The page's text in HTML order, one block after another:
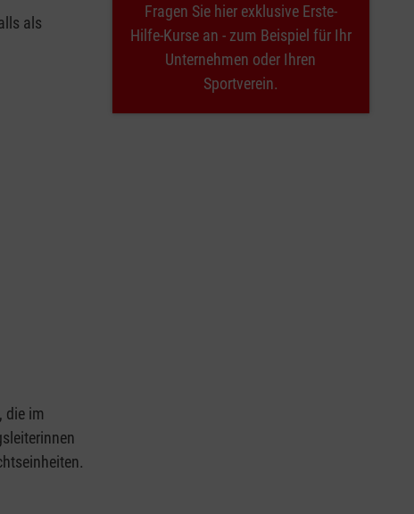
als
die im
Fragen Sie hier exklusive Erste-
Hilfe-Kurse an - zum Beispiel für Ihr
Unternehmen oder Ihren
Sportverein.